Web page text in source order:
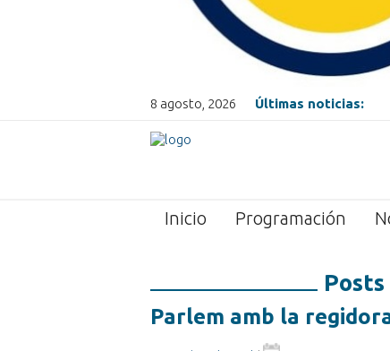
8 agosto, 2026 Últimas noticias:
Inicio Programación
Posts
Parlem amb la